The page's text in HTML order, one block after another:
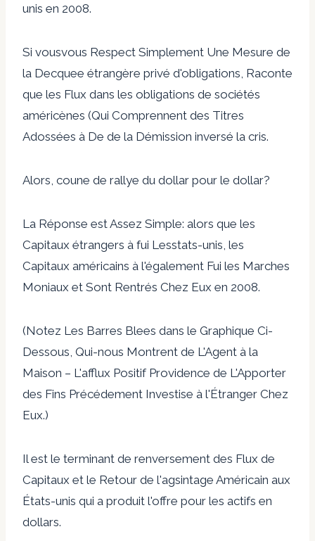
unis en 2008.
Si vousvous Respect Simplement Une Mesure de
la Decquee étrangère privé d'obligations, Raconte
que les Flux dans les obligations de sociétés
américènes (Qui Comprennent des Titres
Adossées à De de la Démission inversé la cris.
Alors, coune de rallye du dollar pour le dollar?
La Réponse est Assez Simple: alors que les
Capitaux étrangers à fui Lesstats-unis, les
Capitaux américains à l'également Fui les Marches
Moniaux et Sont Rentrés Chez Eux en 2008.
(Notez Les Barres Blees dans le Graphique Ci-
Dessous, Qui-nous Montrent de L'Agent à la
Maison – L'afflux Positif Providence de L'Apporter
des Fins Précédement Investise à l'Étranger Chez
Eux.)
Il est le terminant de renversement des Flux de
Capitaux et le Retour de l'agsintage Américain aux
États-unis qui a produit l'offre pour les actifs en
dollars.